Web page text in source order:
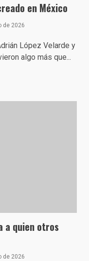
en México
de 2026
López Velarde y
algo más que...
a quien otros
de 2026